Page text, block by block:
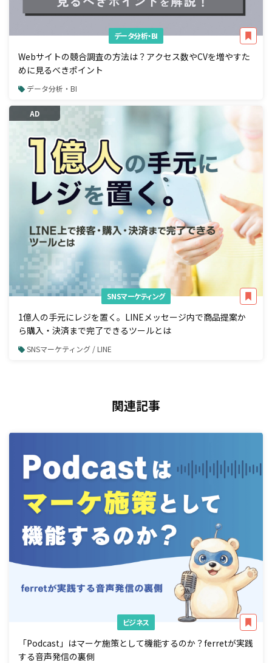
データ分析・BI
Webサイトの競合調査の方法は？アクセス数やCVを増やすた
めに見るべきポイント
データ分析・BI
AD
SNSマーケティング
1億人の手元にレジを置く。LINEメッセージ内で商品提案か
ら購入・決済まで完了できるツールとは
SNSマーケティング / LINE
関連記事
ビジネス
「Podcast」はマーケ施策として機能するのか？ferretが実践
する音声発信の裏側